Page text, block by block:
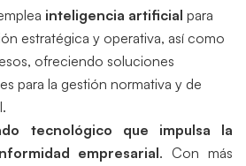
inteligencia artificial para
estratégica y operativa, así como
ofreciendo soluciones
para la gestión normativa y de
tecnológico que impulsa la
empresarial. Con más